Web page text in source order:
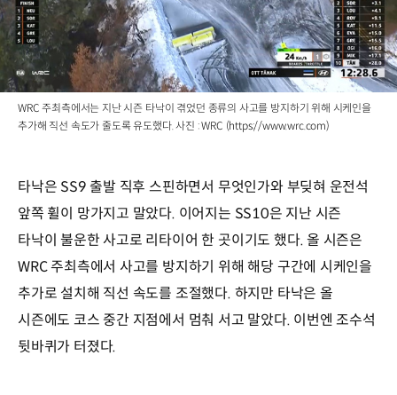
WRC 주최측에서는 지난 시즌 타낙이 겪었던 종류의 사고를 방지하기 위해 시케인을
추가해 직선 속도가 줄도록 유도했다. 사진 : WRC (https://www.wrc.com)
타낙은 SS9 출발 직후 스핀하면서 무엇인가와 부딪혀 운전석
앞쪽 휠이 망가지고 말았다. 이어지는 SS10은 지난 시즌
타낙이 불운한 사고로 리타이어 한 곳이기도 했다. 올 시즌은
WRC 주최측에서 사고를 방지하기 위해 해당 구간에 시케인을
추가로 설치해 직선 속도를 조절했다. 하지만 타낙은 올
시즌에도 코스 중간 지점에서 멈춰 서고 말았다. 이번엔 조수석
뒷바퀴가 터졌다.